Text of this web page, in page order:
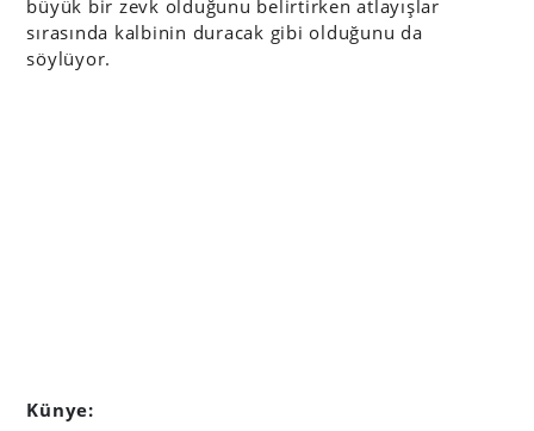
büyük bir zevk olduğunu belirtirken atlayışlar
sırasında kalbinin duracak gibi olduğunu da
söylüyor.
Künye: